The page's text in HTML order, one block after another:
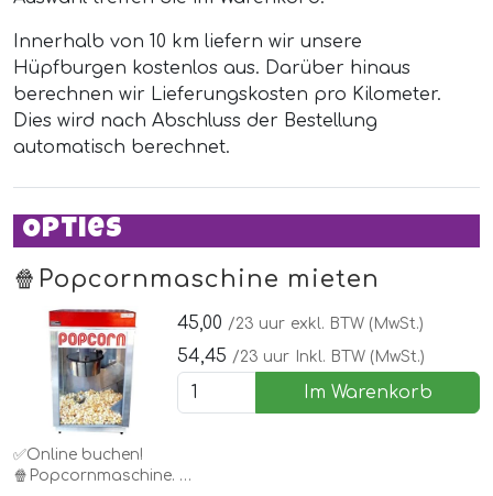
Innerhalb von 10 km liefern wir unsere
Hüpfburgen kostenlos aus. Darüber hinaus
berechnen wir Lieferungskosten pro Kilometer.
Dies wird nach Abschluss der Bestellung
automatisch berechnet.
Opties
🍿Popcornmaschine mieten
45,00 /23 uur exkl. BTW (MwSt.)
54,45 /23 uur Inkl. BTW (MwSt.)
Im Warenkorb
✅Online buchen!
🍿Popcornmaschine.